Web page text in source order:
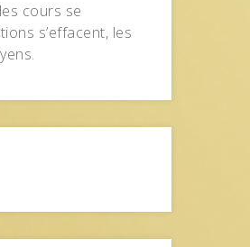
cours se
s’effacent, les